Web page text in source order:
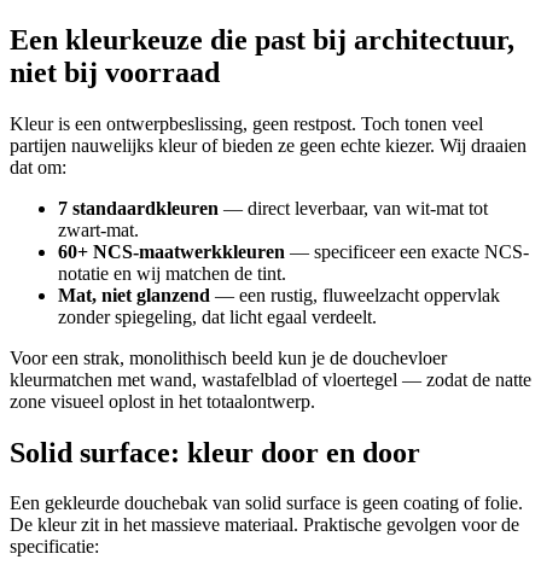
Een kleurkeuze die past bij architectuur,
niet bij voorraad
Kleur is een ontwerpbeslissing, geen restpost. Toch tonen veel
partijen nauwelijks kleur of bieden ze geen echte kiezer. Wij draaien
dat om:
7 standaardkleuren — direct leverbaar, van wit-mat tot
zwart-mat.
60+ NCS-maatwerkkleuren — specificeer een exacte NCS-
notatie en wij matchen de tint.
Mat, niet glanzend — een rustig, fluweelzacht oppervlak
zonder spiegeling, dat licht egaal verdeelt.
Voor een strak, monolithisch beeld kun je de douchevloer
kleurmatchen met wand, wastafelblad of vloertegel — zodat de natte
zone visueel oplost in het totaalontwerp.
Solid surface: kleur door en door
Een gekleurde douchebak van solid surface is geen coating of folie.
De kleur zit in het massieve materiaal. Praktische gevolgen voor de
specificatie: